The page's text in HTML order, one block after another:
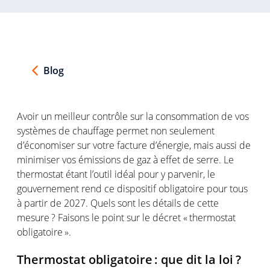
Blog
Avoir un meilleur contrôle sur la consommation de vos
systèmes de chauffage permet nonseulement
d’économisersurvotre facture d’énergie, maisaussi de
minimiservos émissions de gazà effet de serre. Le
thermostat étant l’outil idéal pour yparvenir, le
gouvernement rend ce dispositif obligatoire pourtous
à partir de 2027. Quelssont les détails de cette
mesure? Faisons le point sur le décret« thermostat
obligatoire».
Thermostat obligatoire: que dit la loi ?